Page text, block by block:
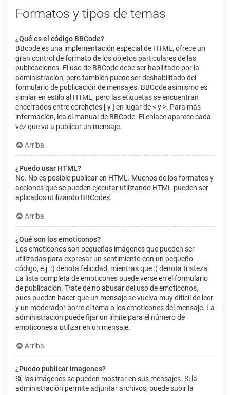
Formatos y tipos de temas
¿Qué es el código BBCode?
BBcode es una implementación especial de HTML, ofrece un
gran control de formato de los objetos particulares de las
publicaciones. El uso de BBCode debe ser habilitado por la
administración, pero también puede ser deshabilitado del
formulario de publicación de mensajes. BBCode asimismo es
similar en estilo al HTML, pero las etiquetas se encuentran
encerrados entre corchetes [ y ] en lugar de < y >. Para más
información, lea el manual de BBCode. El enlace aparece cada
vez que va a publicar un mensaje.
Arriba
¿Puedo usar HTML?
No. No es posible publicar en HTML. Muchos de los formatos y
acciones que se pueden ejecutar utilizando HTML pueden ser
aplicados utilizando BBCodes.
Arriba
¿Qué son los emoticonos?
Los emoticonos son pequeñas imágenes que pueden ser
utilizadas para expresar un sentimiento con un pequeño
código, e.j. :) denota felicidad, mientras que :( denota tristeza.
La lista completa de emoticones puede verse en el formulario
de publicación. Trate de no abusar del uso de emoticonos,
pues pueden hacer que un mensaje se vuelva muy difícil de leer
y un moderador borre el tema o los emoticones del mensaje. La
administración puede fijar un límite para el número de
emoticones a utilizar en un mensaje.
Arriba
¿Puedo publicar imagenes?
Sí, las imágenes se pueden mostrar en sus mensajes. Si la
administración permite adjuntar archivos, puede subir la